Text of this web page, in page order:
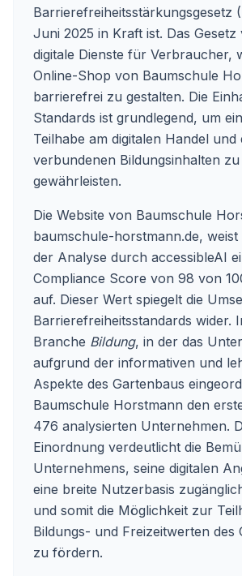
Barrierefreiheitsstärkungsgesetz
Juni 2025 in Kraft ist. Das
digitale Dienste für Verbraucher,
Online-Shop von Baumschule
barrierefrei zu gestalten. Die
Standards ist grundlegend, um
Teilhabe am digitalen Handel und
verbundenen Bildungsinhalten zu
gewährleisten.
Die Website von Baumschule
baumschule-horstmann.de, weist
der Analyse durch accessibleAI
Compliance Score von 98 von
auf. Dieser Wert spiegelt die
Barrierefreiheitsstandards wider.
Branche Bildung, in der das
aufgrund der informativen und
Aspekte des Gartenbaus
Baumschule Horstmann den
476 analysierten Unternehmen.
Einordnung verdeutlicht die
Unternehmens, seine digitalen
eine breite Nutzerbasis
und somit die Möglichkeit zur
Bildungs- und Freizeitwerten des
zu fördern.